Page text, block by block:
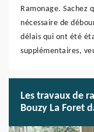
Ramonage. Sachez
nécessaire de
délais qui ont été
supplémentaires,
Les travaux de
Bouzy La Foret